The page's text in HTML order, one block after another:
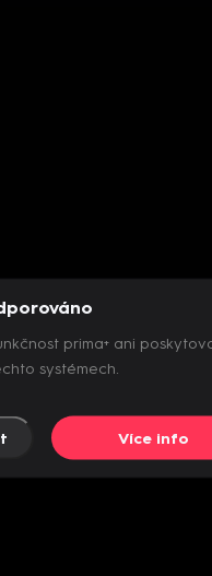
prima+ ani
systémech.
Více info